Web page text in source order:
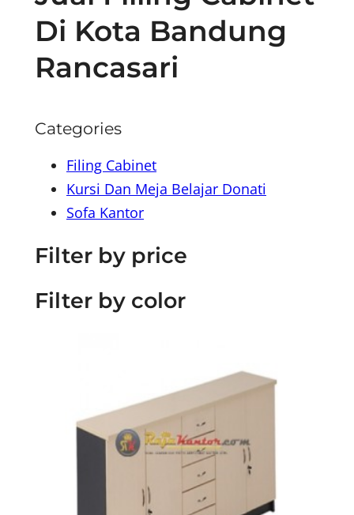
Di Kota Bandung
Rancasari
Categories
Filing Cabinet
Kursi Dan Meja Belajar Donati
Sofa Kantor
Filter by price
Filter by color